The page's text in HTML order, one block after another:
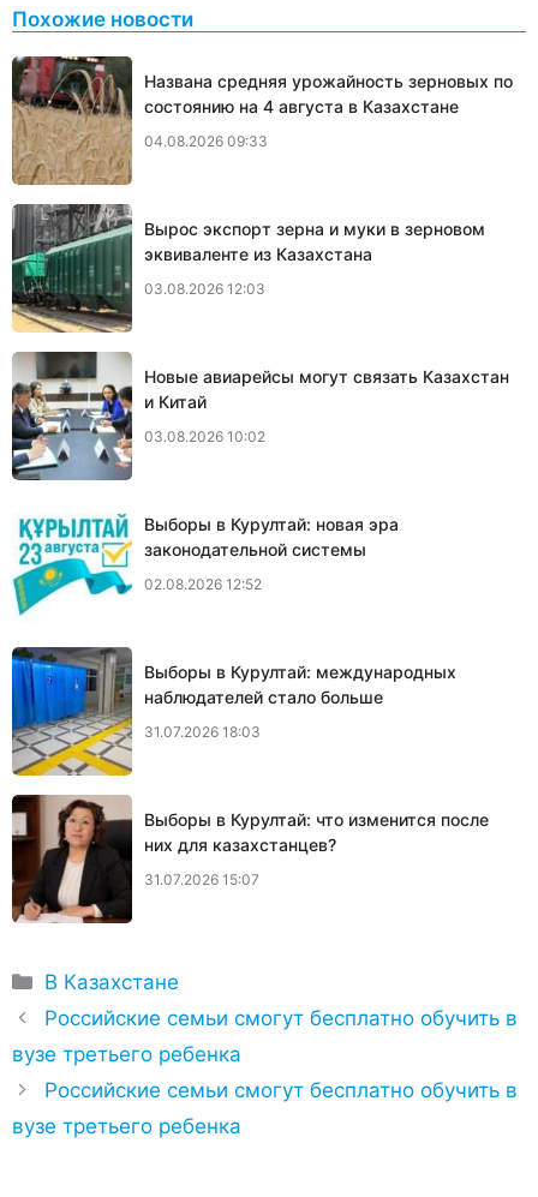
Похожие новости
Названа средняя урожайность зерновых по
состоянию на 4 августа в Казахстане
04.08.2026 09:33
Вырос экспорт зерна и муки в зерновом
эквиваленте из Казахстана
03.08.2026 12:03
Новые авиарейсы могут связать Казахстан
и Китай
03.08.2026 10:02
Выборы в Курултай: новая эра
законодательной системы
02.08.2026 12:52
Выборы в Курултай: международных
наблюдателей стало больше
31.07.2026 18:03
Выборы в Курултай: что изменится после
них для казахстанцев?
31.07.2026 15:07
Рубрики
В Казахстане
Российские семьи смогут бесплатно обучить в
вузе третьего ребенка
Российские семьи смогут бесплатно обучить в
вузе третьего ребенка